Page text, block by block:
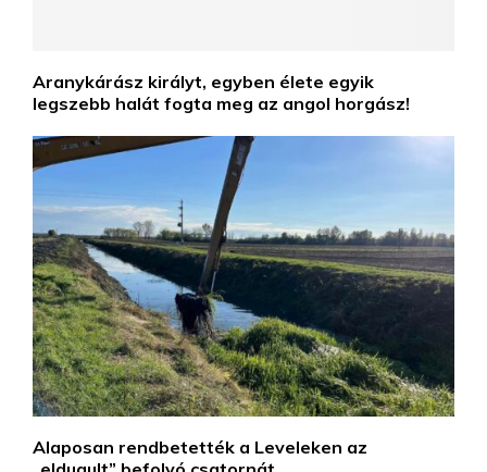
Aranykárász királyt, egyben élete egyik
legszebb halát fogta meg az angol horgász!
Alaposan rendbetették a Leveleken az